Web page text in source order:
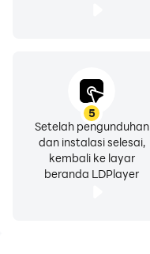
5
Setelah pengunduhan
dan instalasi selesai,
kembali ke layar
beranda LDPlayer